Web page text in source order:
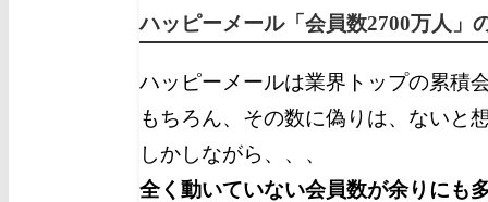
ハッピーメール「会員数2700万人」
ハッピーメールは業界トップの累積
もちろん、その数に偽りは、ないと
しかしながら、、、
全く動いていない会員数が余りにも